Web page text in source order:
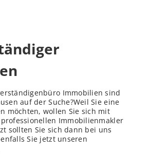
Immobilien sind
auf der Suche?Weil Sie eine
möchten, wollen Sie sich mit
Immobilienmakler
sollten Sie sich dann bei uns
Sie jetzt unseren